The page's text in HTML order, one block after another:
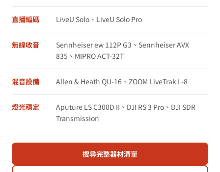
直播編碼 LiveU Solo、LiveU Solo Pro
無線收音
Sennheiser ew 112P G3、Sennheiser AVX
835、MIPRO ACT-32T
混音設備 Allen & Heath QU-16、ZOOM LiveTrak L-8
燈光穩定
Aputure LS C300D II、DJI RS 3 Pro、DJI SDR
Transmission
搜尋完整器材清單